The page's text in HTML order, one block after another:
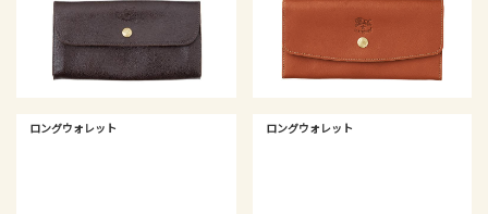
ロングウォレット ロングウォレット